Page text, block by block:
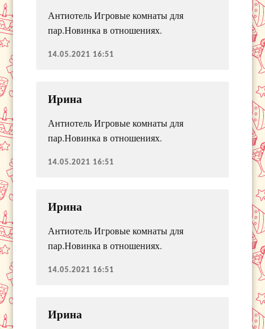
Антиотель Игровые комнаты для
пар.Новинка в отношениях.
14.05.2021 16:51
Ирина
Антиотель Игровые комнаты для
пар.Новинка в отношениях.
14.05.2021 16:51
Ирина
Антиотель Игровые комнаты для
пар.Новинка в отношениях.
14.05.2021 16:51
Ирина